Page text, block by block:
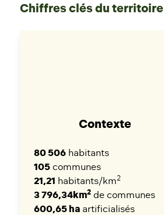
Chiffres clés du territoire
Contexte
80 506 habitants
105 communes
21,21 habitants/km2
3 796,34km2 de communes
600,65 ha artificialisés